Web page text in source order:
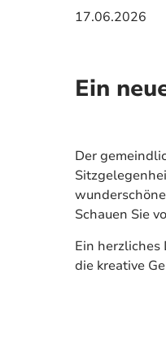
17.06.2026
Ein
Der
Schauen Sie
Ein
die kreative